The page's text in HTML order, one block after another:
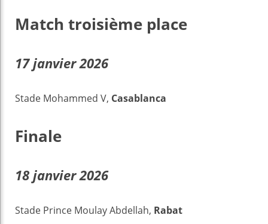
Match troisième place
17 janvier 2026
Stade Mohammed V, Casablanca
Finale
18 janvier 2026
Stade Prince Moulay Abdellah, Rabat